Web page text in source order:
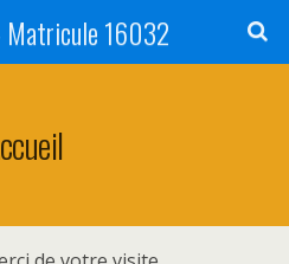
16032